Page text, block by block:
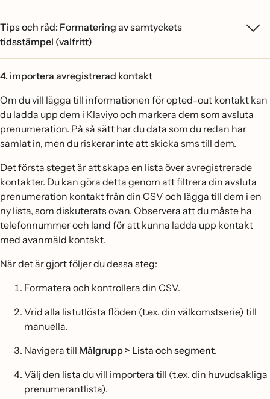
Tips och råd: Formatering av samtyckets
tidsstämpel (valfritt)
4. importera avregistrerad kontakt
Om du vill lägga till informationen för opted-out kontakt kan
du ladda upp dem i Klaviyo och markera dem som avsluta
prenumeration. På så sätt har du data som du redan har
samlat in, men du riskerar inte att skicka sms till dem.
Det första steget är att skapa en lista över avregistrerade
kontakter. Du kan göra detta genom att filtrera din avsluta
prenumeration kontakt från din CSV och lägga till dem i en
ny lista, som diskuterats ovan. Observera att du måste ha
telefonnummer och land för att kunna ladda upp kontakt
med avanmäld kontakt.
När det är gjort följer du dessa steg:
Formatera och kontrollera din CSV.
Vrid alla listutlösta flöden (t.ex. din välkomstserie) till
manuella.
Navigera till Målgrupp > Lista och segment.
Välj den lista du vill importera till (t.ex. din huvudsakliga
prenumerantlista).